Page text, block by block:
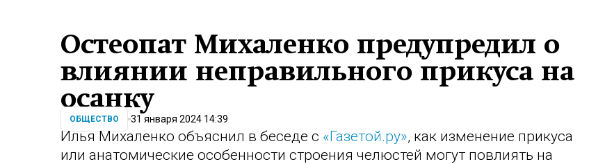
Остеопат Михаленко предупредил о
влиянии неправильного прикуса на
осанку
ОБЩЕСТВО 31 января 2024 14:39
Илья Михаленко объяснил в беседе с «Газетой.ру», как изменение прикуса
или анатомические особенности строения челюстей могут повлиять на